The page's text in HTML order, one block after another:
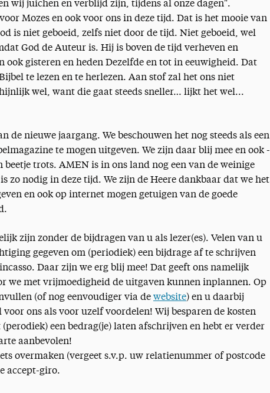
wij juichen en verblijd zijn, tijdens al onze dagen".
Mozes en ook voor ons in deze tijd. Dat is het mooie van
is niet geboeid, zelfs niet door de tijd. Niet geboeid, wel
God de Auteur is. Hij is boven de tijd verheven en
ook gisteren en heden Dezelfde en tot in eeuwigheid. Dat
te lezen en te herlezen. Aan stof zal het ons niet
wel, want die gaat steeds sneller… lijkt het wel...
de nieuwe jaargang. We beschouwen het nog steeds als een
te mogen uitgeven. We zijn daar blij mee en ook -
beetje trots. AMEN is in ons land nog een van de weinige
zo nodig in deze tijd. We zijn de Heere dankbaar dat we het
en ook op internet mogen getuigen van de goede
zijn zonder de bijdragen van u als lezer(es). Velen van u
gegeven om (periodiek) een bijdrage af te schrijven
Daar zijn we erg blij mee! Dat geeft ons namelijk
we met vrijmoedigheid de uitgaven kunnen inplannen. Op
(of nog eenvoudiger via de website) en u daarbij
ons als voor uzelf voordelen! Wij besparen de kosten
een bedrag(je) laten afschrijven en hebt er verder
aanbevolen!
overmaken (vergeet s.v.p. uw relatienummer of postcode
accept-giro.